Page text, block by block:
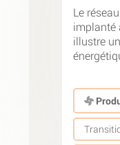
Le
implanté
illustre